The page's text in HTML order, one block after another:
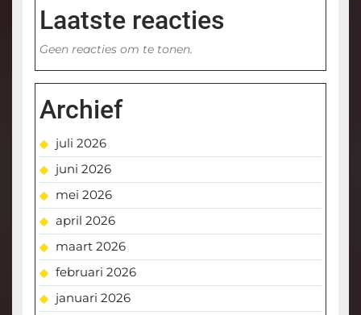
Laatste reacties
Geen reacties om te tonen.
Archief
juli 2026
juni 2026
mei 2026
april 2026
maart 2026
februari 2026
januari 2026